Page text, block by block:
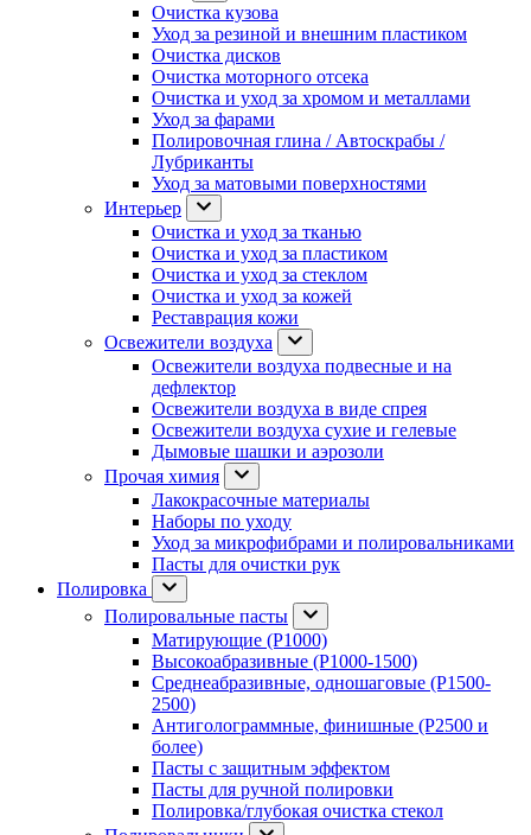
Очистка кузова
Уход за резиной и внешним пластиком
Очистка дисков
Очистка моторного отсека
Очистка и уход за хромом и металлами
Уход за фарами
Полировочная глина / Автоскрабы /
Лубриканты
Уход за матовыми поверхностями
Интерьер
Очистка и уход за тканью
Очистка и уход за пластиком
Очистка и уход за стеклом
Очистка и уход за кожей
Реставрация кожи
Освежители воздуха
Освежители воздуха подвесные и на
дефлектор
Освежители воздуха в виде спрея
Освежители воздуха сухие и гелевые
Дымовые шашки и аэрозоли
Прочая химия
Лакокрасочные материалы
Наборы по уходу
Уход за микрофибрами и полировальниками
Пасты для очистки рук
Полировка
Полировальные пасты
Матирующие (P1000)
Высокоабразивные (P1000-1500)
Среднеабразивные, одношаговые (P1500-
2500)
Антиголограммные, финишные (P2500 и
более)
Пасты с защитным эффектом
Пасты для ручной полировки
Полировка/глубокая очистка стекол